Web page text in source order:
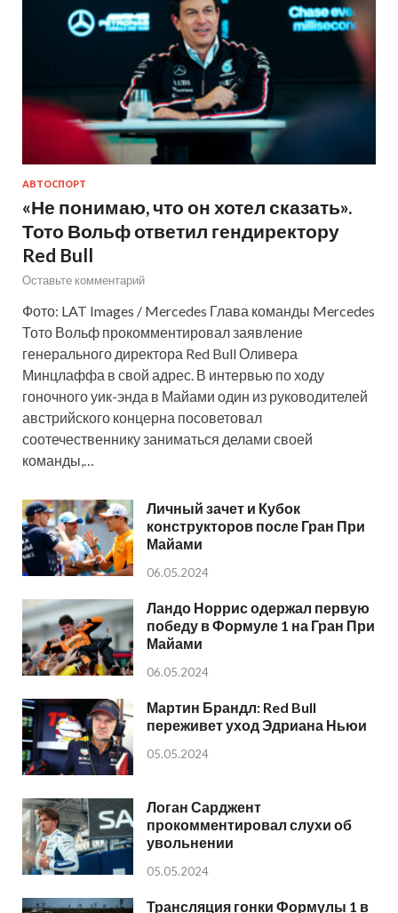
АВТОСПОРТ
«Не понимаю, что он хотел сказать».
Тото Вольф ответил гендиректору
Red Bull
Оставьте комментарий
Фото: LAT Images / Mercedes Глава команды Mercedes
Тото Вольф прокомментировал заявление
генерального директора Red Bull Оливера
Минцлаффа в свой адрес. В интервью по ходу
гоночного уик-энда в Майами один из руководителей
австрийского концерна посоветовал
соотечественнику заниматься делами своей
команды,…
Личный зачет и Кубок
конструкторов после Гран При
Майами
06.05.2024
Ландо Норрис одержал первую
победу в Формуле 1 на Гран При
Майами
06.05.2024
Мартин Брандл: Red Bull
переживет уход Эдриана Ньюи
05.05.2024
Логан Сарджент
прокомментировал слухи об
увольнении
05.05.2024
Трансляция гонки Формулы 1 в